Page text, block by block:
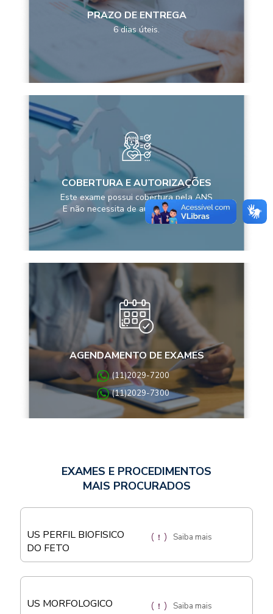
PRAZO DE ENTREGA
6 dias úteis.
COBERTURA E AUTORIZAÇÕES
Este exame possui cobertura pela ANS
E não necessita de autorização prévia
AGENDAMENTO DE EXAMES
(11)2029-7200
(11)2029-7300
EXAMES E PROCEDIMENTOS
MAIS PROCURADOS
US PERFIL BIOFISICO
DO FETO
Saiba mais
US MORFOLOGICO Saiba mais